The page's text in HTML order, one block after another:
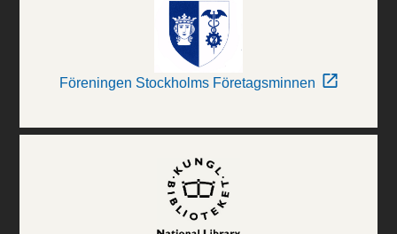
Föreningen Stockholms Företagsminnen